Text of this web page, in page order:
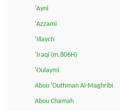
'Ayni
'Azzami
'Illaych
'Iraqi (m.806H)
'Oulaymi
Abou 'Outhman Al-Maghribi
Abou Chamah